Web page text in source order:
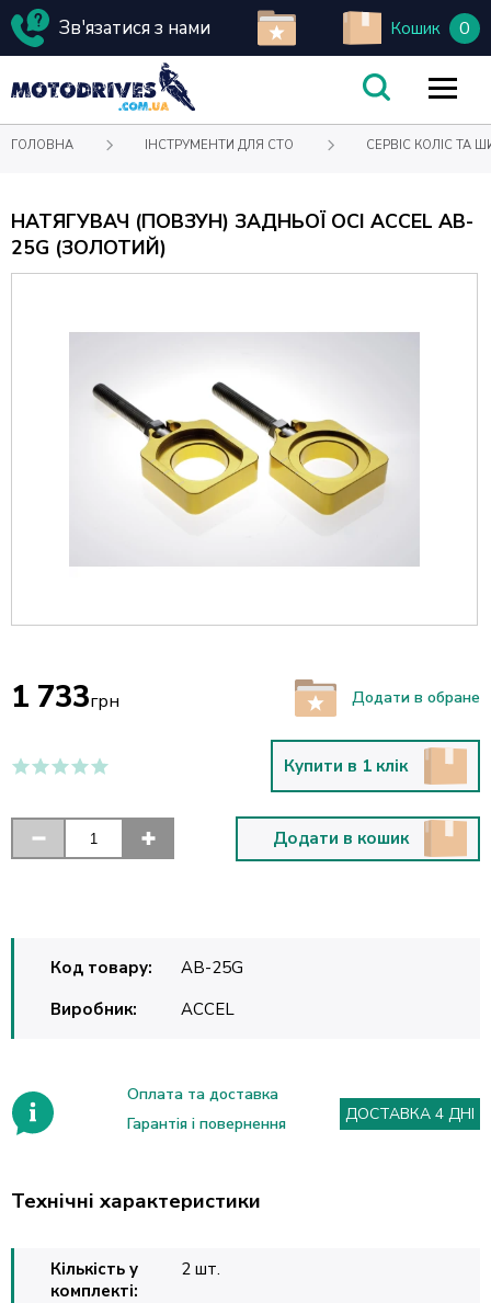
Зв'язатися з нами Кошик 0
ГОЛОВНА ІНСТРУМЕНТИ ДЛЯ СТО СЕРВІС КОЛІС ТА
НАТЯГУВАЧ (ПОВЗУН) ЗАДНЬОЇ ОСІ ACCEL AB-
25G (ЗОЛОТИЙ)
1 733грн Додати в обране
Купити в 1 клік
Додати в кошик
Код товару:
AB-25G
Виробник:
ACCEL
Оплата та доставка
Гарантія і повернення
ДОСТАВКА 4 ДНІ
Технічні характеристики
Кількість у
комплекті:
2 шт.